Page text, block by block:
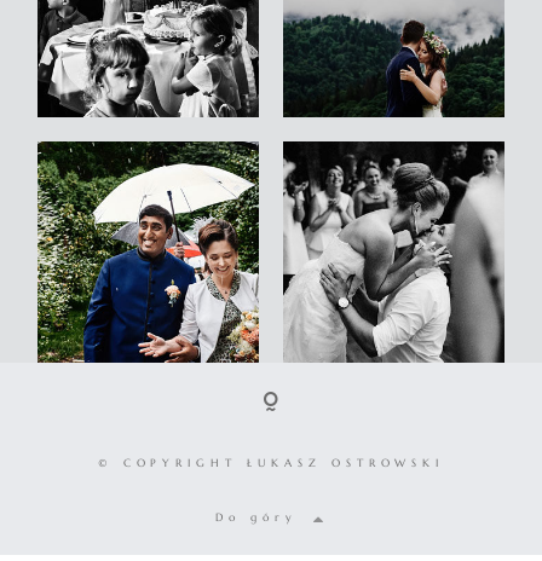
© COPYRIGHT ŁUKASZ OSTROWSKI
Do góry